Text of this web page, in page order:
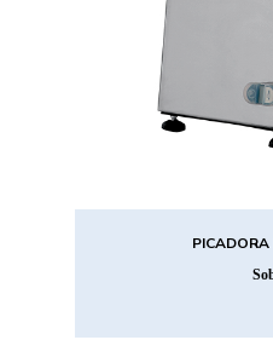
PICADORA